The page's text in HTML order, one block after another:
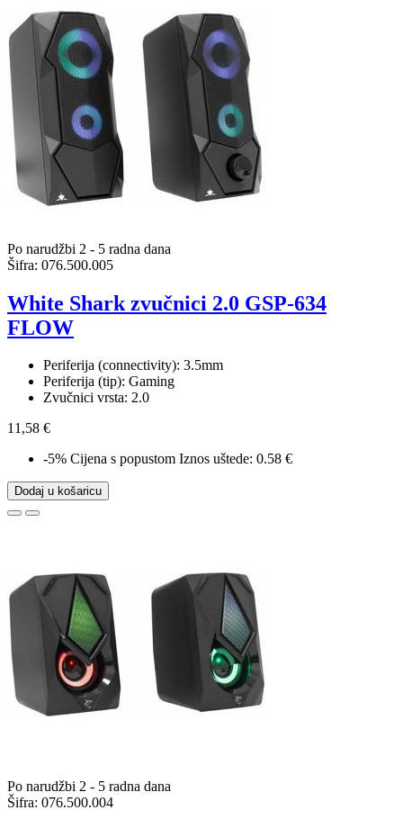
Po narudžbi 2 - 5 radna dana
Šifra: 076.500.005
White Shark zvučnici 2.0 GSP-634
FLOW
Periferija (connectivity): 3.5mm
Periferija (tip): Gaming
Zvučnici vrsta: 2.0
11,58 €
-5% Cijena s popustom Iznos uštede: 0.58 €
Dodaj u košaricu
Po narudžbi 2 - 5 radna dana
Šifra: 076.500.004